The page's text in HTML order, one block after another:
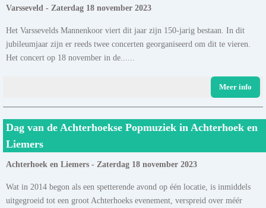
Varsseveld - Zaterdag 18 november 2023
Het Varssevelds Mannenkoor viert dit jaar zijn 150-jarig bestaan. In dit
jubileumjaar zijn er reeds twee concerten georganiseerd om dit te vieren.
Het concert op 18 november in de......
Meer info
Dag van de Achterhoekse Popmuziek in Achterhoek en
Liemers
Achterhoek en Liemers - Zaterdag 18 november 2023
Wat in 2014 begon als een spetterende avond op één locatie, is inmiddels
uitgegroeid tot een groot Achterhoeks evenement, verspreid over méér